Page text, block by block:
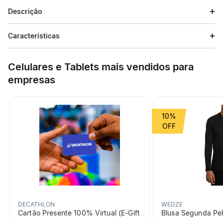
Descrição
As Meias de Corrida Mid Kalenji (2 pares) unissex são perfeitas
pés de bolhas, possuem cano médio, toque suave em
poliamida, faixa elástica de estabilidade e costuras planas na
ponta.
Características
Esporte
Grupo de Esporte Corrida
Cor Predominante branco
beneficiosDoProduto
Celulares e Tablets mais vendidos para
empresas
DECATHLON
Cartão Presente 100% Virtual (E-Gift
WEDZE
Blusa Segunda
10%